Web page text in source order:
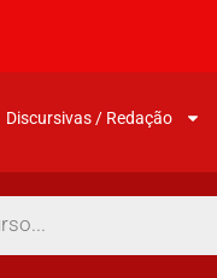
Discursivas / Redação